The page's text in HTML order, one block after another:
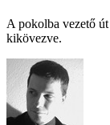
A pokolba vezető
kikövezve.